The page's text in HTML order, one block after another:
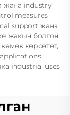
жана industry
measures
support жана
жакын болгон
көрсөтөт,
industrial uses